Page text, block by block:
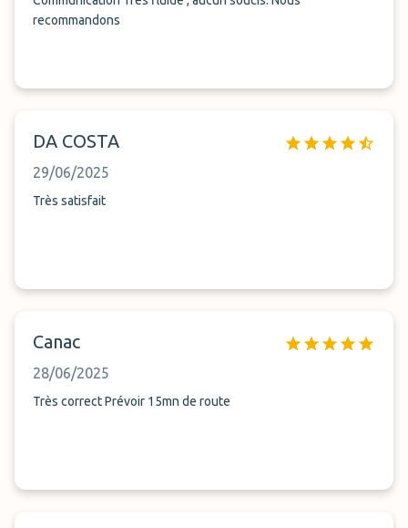
recommandons
DA COSTA
29/06/2025
Très satisfait
Canac
28/06/2025
Très correct Prévoir 15mn de route